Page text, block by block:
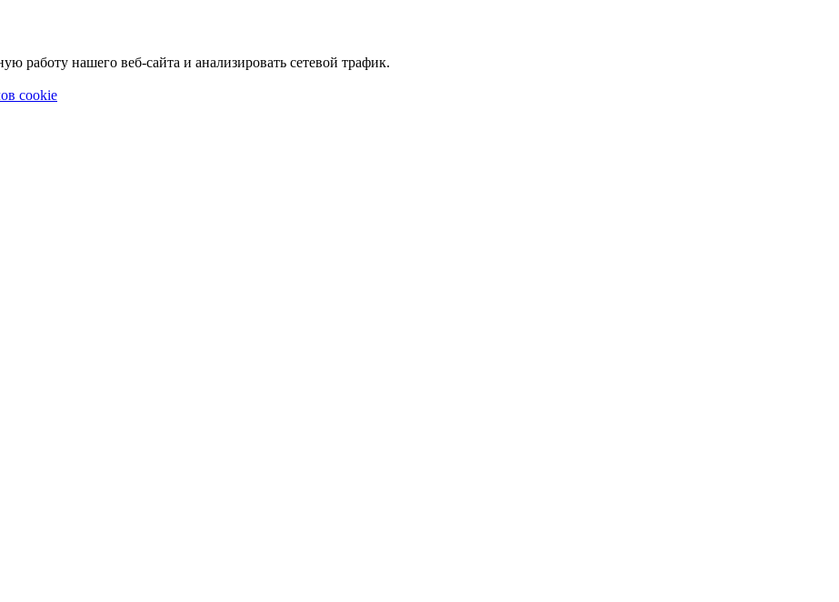
работу нашего веб-сайта и анализировать сетевой трафик.
cookie